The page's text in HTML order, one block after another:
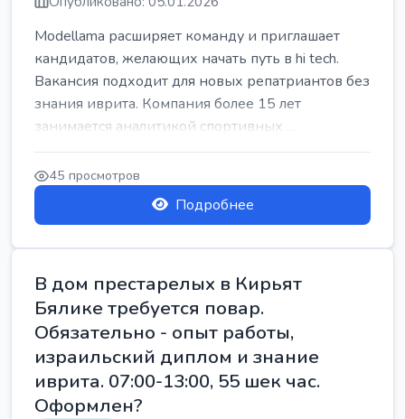
Modellama расширяет команду и приглашает
кандидатов, желающих начать путь в hi tech.
Вакансия подходит для новых репатриантов без
знания иврита. Компания более 15 лет
занимается аналитикой спортивных ...
45 просмотров
Подробнее
В дом престарелых в Кирьят
Бялике требуется повар.
Обязательно - опыт работы,
израильский диплом и знание
иврита. 07:00-13:00, 55 шек час.
Оформлен?